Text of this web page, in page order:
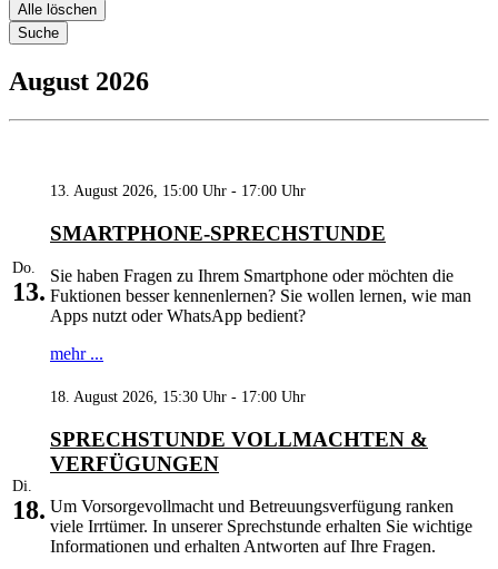
Alle löschen
Suche
August 2026
Do.
13.
13. August 2026, 15:00 Uhr - 17:00 Uhr
SMARTPHONE-SPRECHSTUNDE
Sie haben Fragen zu Ihrem Smartphone oder möchten die
Fuktionen besser kennenlernen? Sie wollen lernen, wie man
Apps nutzt oder WhatsApp bedient?
mehr ...
Di.
18.
18. August 2026, 15:30 Uhr - 17:00 Uhr
SPRECHSTUNDE VOLLMACHTEN &
VERFÜGUNGEN
Um Vorsorgevollmacht und Betreuungsverfügung ranken
viele Irrtümer. In unserer Sprechstunde erhalten Sie wichtige
Informationen und erhalten Antworten auf Ihre Fragen.